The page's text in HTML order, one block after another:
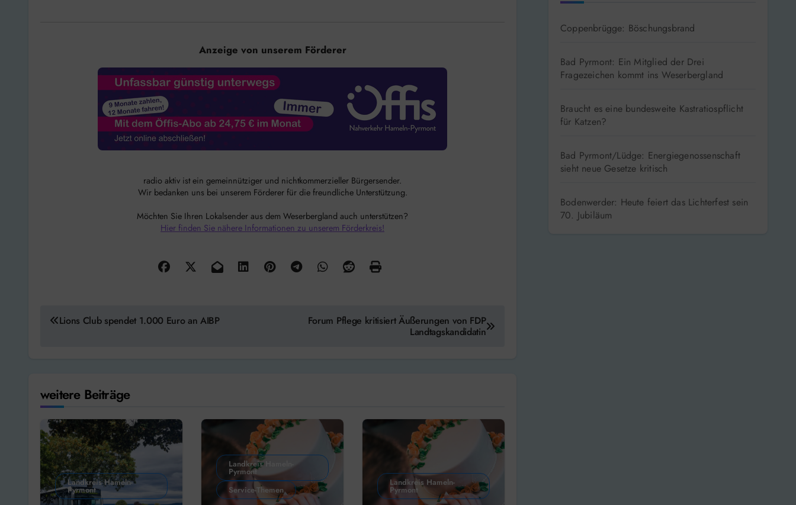
Anzeige von unserem Förderer
radio aktiv ist ein gemeinnütziger und nichtkommerzieller Bürgersender.
Wir bedanken uns bei unserem Förderer für die freundliche Unterstützung.
Möchten Sie Ihren Lokalsender aus dem Weserbergland auch unterstützen?
Hier finden Sie nähere Informationen zu unserem Förderkreis!
Beitragsnavigation
Lions Club spendet 1.000 Euro an AIBP
Forum Pflege kritisiert Äußerungen von FDP
Landtagskandidatin
weitere Beiträge
Landkreis Hameln-
Pyrmont
Landkreis Hameln-
Pyrmont
Service-Themen
Landkreis Hameln-
Pyrmont
Coppenbrügge: Böschungsbrand
Bad Pyrmont: Ein Mitglied der Drei
Fragezeichen kommt ins Weserbergland
Braucht es eine bundesweite Kastratiospflicht
für Katzen?
Bad Pyrmont/Lüdge: Energiegenossenschaft
sieht neue Gesetze kritisch
Bodenwerder: Heute feiert das Lichterfest sein
70. Jubiläum